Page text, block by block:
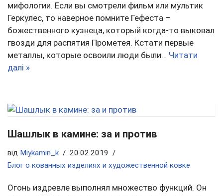
мифологии. Если вы смотрели фильм или мультик
Геркулес, то наверное помните Гефеста –
божественного кузнеца, который когда-то выковал
гвозди для распятия Прометея. Кстати первые
металлы, которые освоили люди были… Читати
далі »
Шашлык в камине: за и против
від Miykamin_k
20.02.2019
Блог о кованных изделиях и художественной ковке
Огонь издревле выполнял множество функций. Он